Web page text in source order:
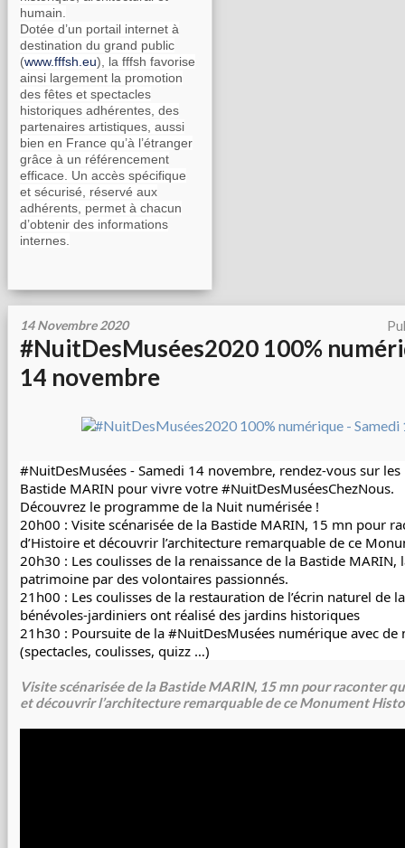
humain.
Dotée d’un portail internet à
destination du grand public
(www.fffsh.eu), la fffsh favorise
ainsi largement la promotion
des fêtes et spectacles
historiques adhérentes, des
partenaires artistiques, aussi
bien en France qu’à l’étranger
grâce à un référencement
efficace. Un accès spécifique
et sécurisé, réservé aux
adhérents, permet à chacun
d’obtenir des informations
internes.
14 Novembre 2020
#NuitDesMusées2020 100%
14 novembre
#NuitDesMusées - Samedi 14 novembre, rendez-vous sur
Bastide MARIN pour vivre votre #NuitDesMuséesChezNous.
Découvrez le programme de la Nuit numérisée !
20h00 : Visite scénarisée de la Bastide MARIN, 15 mn pour
d’Histoire et découvrir l’architecture remarquable de ce
20h30 : Les coulisses de la renaissance de la Bastide MARIN,
patrimoine par des volontaires passionnés.
21h00 : Les coulisses de la restauration de l’écrin naturel de
bénévoles-jardiniers ont réalisé des jardins historiques
21h30 : Poursuite de la #NuitDesMusées numérique avec de
(spectacles, coulisses, quizz …)
Visite scénarisée de la Bastide MARIN, 15 mn pour raconter
et découvrir l’architecture remarquable de ce Monument